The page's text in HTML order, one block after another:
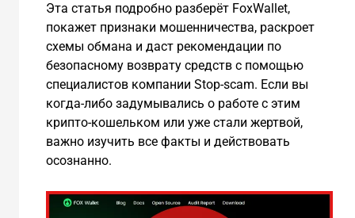
Эта статья подробно разберёт FoxWallet,
покажет признаки мошенничества, раскроет
схемы обмана и даст рекомендации по
безопасному возврату средств с помощью
специалистов компании Stop-scam. Если вы
когда-либо задумывались о работе с этим
крипто-кошельком или уже стали жертвой,
важно изучить все факты и действовать
осознанно.